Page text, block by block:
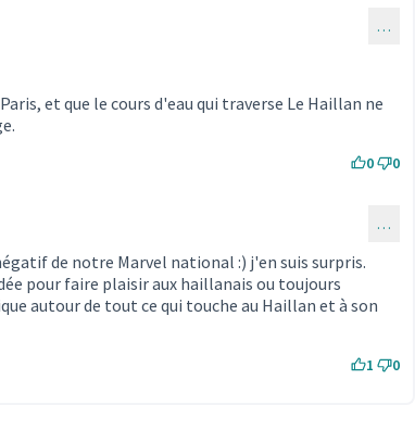
…
et que le cours d'eau qui traverse Le Haillan ne
0 0
3892) …
de notre Marvel national :) j'en suis surpris.
pour faire plaisir aux haillanais ou toujours
autour de tout ce qui touche au Haillan et à son
1 0